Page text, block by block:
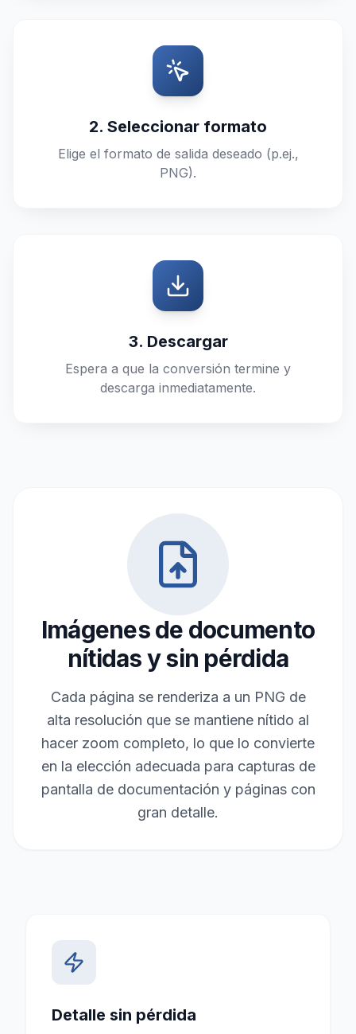
2. Seleccionar formato
Elige el formato de salida deseado (p.ej.,
PNG).
3. Descargar
Espera a que la conversión termine y
descarga inmediatamente.
Imágenes de documento
nítidas y sin pérdida
Cada página se renderiza a un PNG de
alta resolución que se mantiene nítido al
hacer zoom completo, lo que lo convierte
en la elección adecuada para capturas de
pantalla de documentación y páginas con
gran detalle.
Detalle sin pérdida